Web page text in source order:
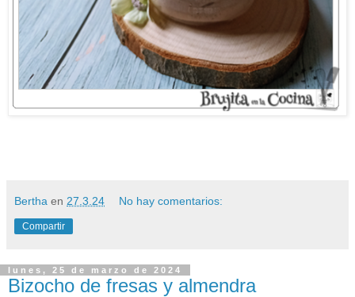
Bertha en 27.3.24 No hay comentarios:
Compartir
lunes, 25 de marzo de 2024
Bizocho de fresas y almendra